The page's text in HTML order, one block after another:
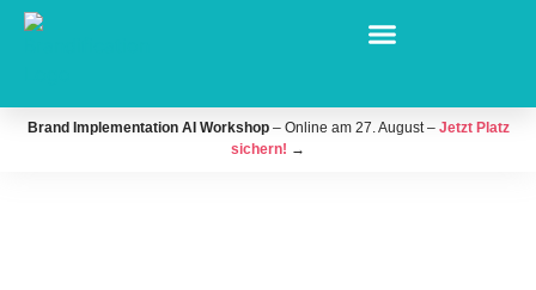
Brand Implementation AI Workshop– Online am 27. August – Jetzt Platz
sichern! →